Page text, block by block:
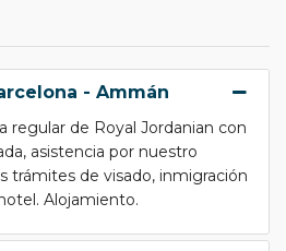
- Ammán
regular de Royal Jordanian con
asistencia por nuestro
trámites de visado, inmigración
Alojamiento.